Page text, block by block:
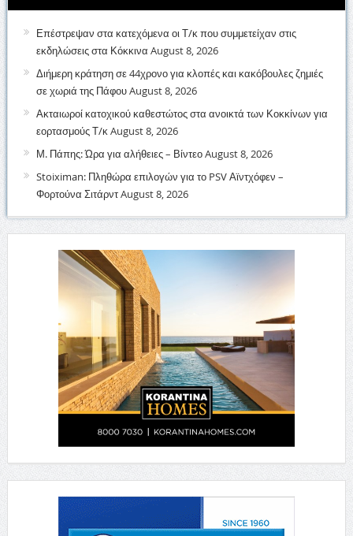
Επέστρεψαν στα κατεχόμενα οι Τ/κ που συμμετείχαν στις
εκδηλώσεις στα Κόκκινα August 8, 2026
Διήμερη κράτηση σε 44χρονο για κλοπές και κακόβουλες ζημιές
σε χωριά της ΠάφουAugust 8, 2026
Ακταιωροί κατοχικού καθεστώτος στα ανοικτά των Κοκκίνων για
εορτασμούς Τ/κAugust 8, 2026
Μ. Πάπης: Ώρα για αλήθειες – ΒίντεοAugust 8, 2026
Stoiximan: Πληθώρα επιλογών για το PSV Αϊντχόφεν –
Φορτούνα ΣιτάρντAugust 8, 2026